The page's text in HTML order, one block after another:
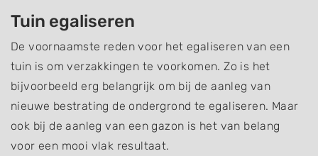
Tuin egaliseren
De voornaamste reden voor het egaliseren van een
tuin is om verzakkingen te voorkomen. Zo is het
bijvoorbeeld erg belangrijk om bij de aanleg van
nieuwe bestrating de ondergrond te egaliseren. Maar
ook bij de aanleg van een gazon is het van belang
voor een mooi vlak resultaat.